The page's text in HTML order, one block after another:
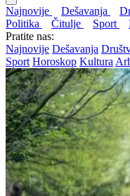
Najnovije Dešavanja
Politika
Čitulje Sport
Pratite nas:
Najnovije Dešavanja
Sport Horoskop Kultura